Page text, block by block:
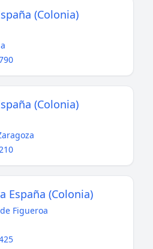
(Colonia)
(Colonia)
España (Colonia)
Figueroa